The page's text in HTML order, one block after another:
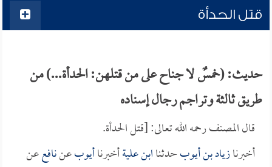
قتل الحدأة
حديث: (خمسٌ لا جناح على من قتلهن: الحدأة...) من
طريق ثالثة وتراجم رجال إسناده
قال المصنف رحمه الله تعالى: [قتل الحدأة.
أخبرنازياد بن أيوبحدثناابن عليةأخبرناأيوبعننافععن